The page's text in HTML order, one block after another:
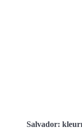
Salvador: